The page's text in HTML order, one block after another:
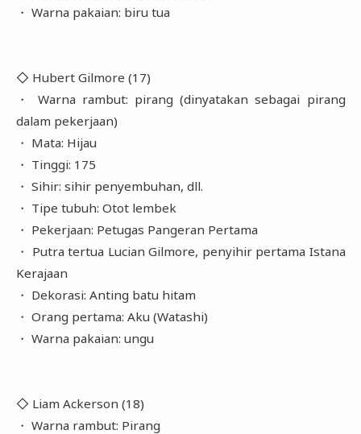
・ Warna pakaian: biru tua
◇ Hubert Gilmore (17)
・ Warna rambut: pirang (dinyatakan sebagai pirang
dalam pekerjaan)
・ Mata: Hijau
・ Tinggi: 175
・ Sihir: sihir penyembuhan, dll.
・ Tipe tubuh: Otot lembek
・ Pekerjaan: Petugas Pangeran Pertama
・ Putra tertua Lucian Gilmore, penyihir pertama Istana
Kerajaan
・ Dekorasi: Anting batu hitam
・ Orang pertama: Aku (Watashi)
・ Warna pakaian: ungu
◇ Liam Ackerson (18)
・ Warna rambut: Pirang